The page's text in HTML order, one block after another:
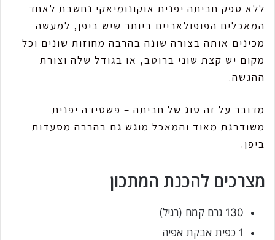
ללא ספק חביתה יפנית אוקונומיאקי נחשבת לאחד
המאכלים הפופולאריים ביותר שיש ביפן, למעשה
מכינים אותה בצורה שונה בהרבה מחוזות שונים וכל
מקום יש קצת שוני ברוטב, או בגודל שלה וצורת
ההגשה.
מדובר על זה סוג של חביתה – פשטידה יפנית
משודרגת מאוד והמאכל מוגש גם בהרבה מסעדות
ביפן.
מצרכים להכנת המתכון
130 גרם קמח (רגיל)
1 כפית אבקת אפיה